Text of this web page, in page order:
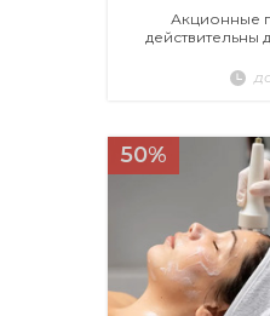
Акционные
действительны
50%